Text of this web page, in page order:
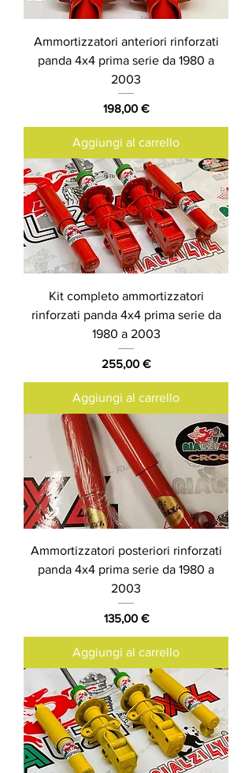
Ammortizzatori anteriori rinforzati
panda 4x4 prima serie da 1980 a
2003
Prezzo
198,00 €
Aggiungi al carrello
Kit completo ammortizzatori
rinforzati panda 4x4 prima serie da
1980 a 2003
Prezzo
255,00 €
Aggiungi al carrello
Ammortizzatori posteriori rinforzati
panda 4x4 prima serie da 1980 a
2003
Prezzo
135,00 €
Aggiungi al carrello